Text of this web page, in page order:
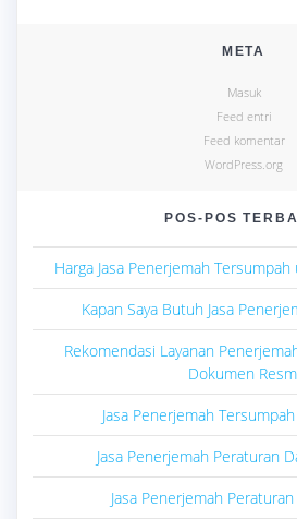
META
Masuk
Feed entri
Feed komentar
WordPress.org
POS-POS
Harga Jasa Penerjemah
Kapan Saya Butuh Jasa
Rekomendasi Layanan
Dokumen
Jasa Penerjemah
Jasa Penerjemah Peraturan
Jasa Penerjemah